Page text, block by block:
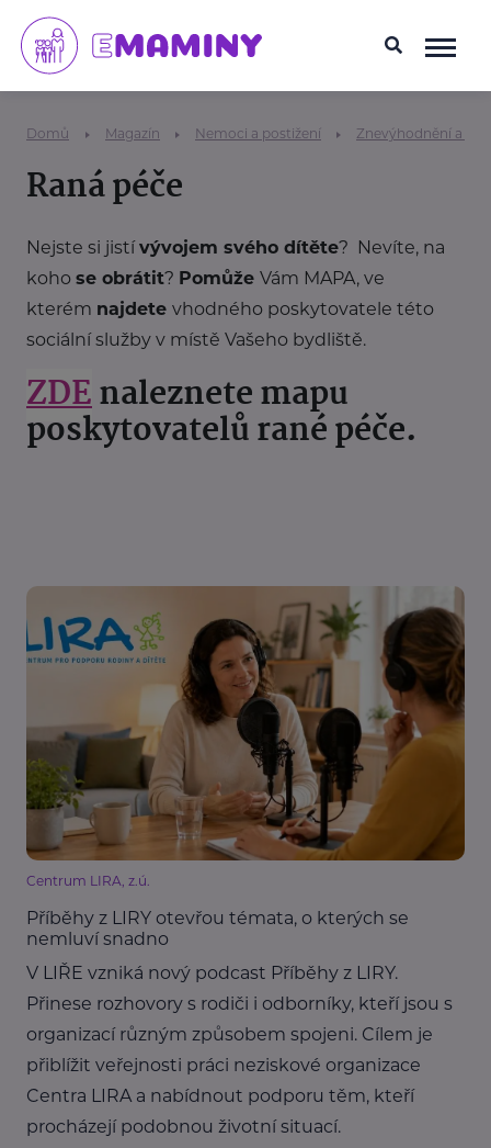
Domů Magazín Nemoci a postižení Znevýhodnění a
Raná péče
Nejste si jistívývojem svého dítěte? Nevíte, na
koho se obrátit? Pomůže Vám MAPA, ve
kterém najdete vhodného poskytovatele této
sociální služby v místě Vašeho bydliště.
ZDEnaleznete mapu
poskytovatelů rané péče.
Centrum LIRA, z.ú.
Příběhy z LIRY otevřou témata, o kterých se
nemluví snadno
V LIŘE vzniká nový podcast Příběhy z LIRY.
Přinese rozhovory s rodiči i odborníky, kteří jsou s
organizací různým způsobem spojeni. Cílem je
přiblížit veřejnosti práci neziskové organizace
Centra LIRA a nabídnout podporu těm, kteří
procházejí podobnou životní situací.